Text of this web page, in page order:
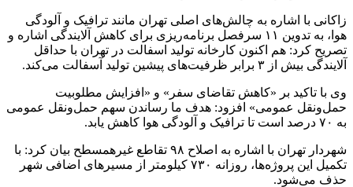
زاکانی با اشاره به چالش‌های اصلی تهران مانند ترافیک و آلودگی
هوا، به تدوین ۱۱ سرفصل برنامه‌ریزی برای کاهش آلایندگی اشاره و
تصریح کرد: هم اکنون کارخانه تولید اسفالت در تهران با حداقل
آلایندگی بیش از ۳ برابر ظرفیت‌های پیشین تولید آسفالت می‌کند.
وی با تاکید بر «کاهش تقاضای سفر» و «افزایش مطلوبیت
حمل‌ونقل عمومی» افزود: هدف ما رساندن سهم حمل‌ونقل عمومی
به ۷۰ درصد است تا ترافیک و آلودگی هوا کاهش یابد.
شهردار تهران با اشاره به اصلاح ۹۸ تقاطع غیرهمسطح بیان کرد: با
تکمیل این پروژه‌ها، روزانه ۷۳۰ کیلومتر از مسیرهای اضافی شهر
حذف می‌شود.